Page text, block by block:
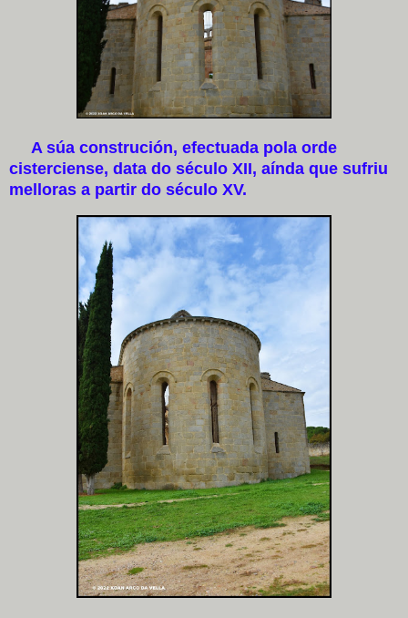
A súa construción, efectuada pola orde
cisterciense, data do século XII, aínda que sufriu
melloras a partir do século XV.